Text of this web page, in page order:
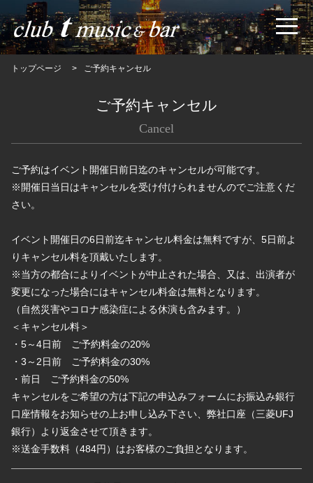
トップページ ご予約キャンセル
ご予約キャンセル
Cancel
ご予約はイベント開催日前日迄のキャンセルが可能です。
※開催日当日はキャンセルを受け付けられませんのでご注意くだ
さい。
イベント開催日の6日前迄キャンセル料金は無料ですが、5日前よ
りキャンセル料を頂戴いたします。
※当方の都合によりイベントが中止された場合、又は、出演者が
変更になった場合にはキャンセル料金は無料となります。
（自然災害やコロナ感染症による休演も含みます。）
＜キャンセル料＞
・5～4日前 ご予約料金の20%
・3～2日前 ご予約料金の30%
・前日 ご予約料金の50%
キャンセルをご希望の方は下記の申込みフォームにお振込み銀行
口座情報をお知らせの上お申し込み下さい、弊社口座（三菱UFJ
銀行）より返金させて頂きます。
※送金手数料（484円）はお客様のご負担となります。